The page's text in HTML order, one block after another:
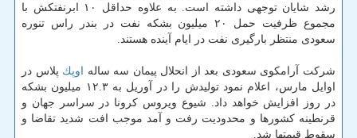
رشد شایان توجهی داشته است. به علاوه حداقل ۱۰ ابرنفتكش با
مجموع ظرفیت حمل ۲۰ میلیون بشكه نفت در بندر راس تنوره
سعودی منتظر بارگیری نفت در ایام آینده هستند.
شركت آرامكوی سعودی بعد از انحلال پیمان سه ساله اوپك پلاس در
اوایل مارس، اعلام نمود تولیدش را در آوریل به ۱۲.۳ میلیون بشكه
در روز افزایش خواهد داد. شیوع ویروس كرونا در سراسر جهان و
قرنطینه كشورها و محدودیت رفت و آمد موجب افت شدید تقاضا و
سقوط قیمتها شد.